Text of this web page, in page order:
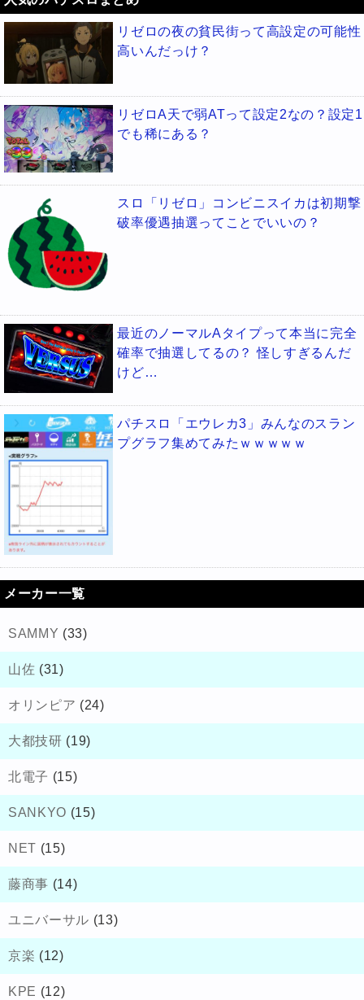
リゼロの夜の貧民街って高設定の可能性
高いんだっけ？
リゼロA天で弱ATって設定2なの？設定1
でも稀にある？
スロ「リゼロ」コンビニスイカは初期撃
破率優遇抽選ってことでいいの？
最近のノーマルAタイプって本当に完全
確率で抽選してるの？ 怪しすぎるんだ
けど…
パチスロ「エウレカ3」みんなのスラン
プグラフ集めてみたｗｗｗｗｗ
メーカー一覧
SAMMY (33)
山佐 (31)
オリンピア (24)
大都技研 (19)
北電子 (15)
SANKYO (15)
NET (15)
藤商事 (14)
ユニバーサル (13)
京楽 (12)
KPE (12)